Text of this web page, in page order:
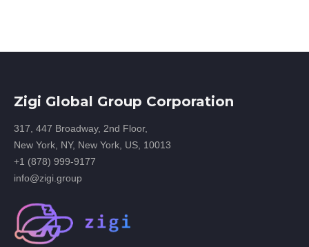
Zigi Global Group Corporation
317, 447 Broadway, 2nd Floor,
New York, NY, New York, US, 10013
+1 (878) 999-9177
info@zigi.group